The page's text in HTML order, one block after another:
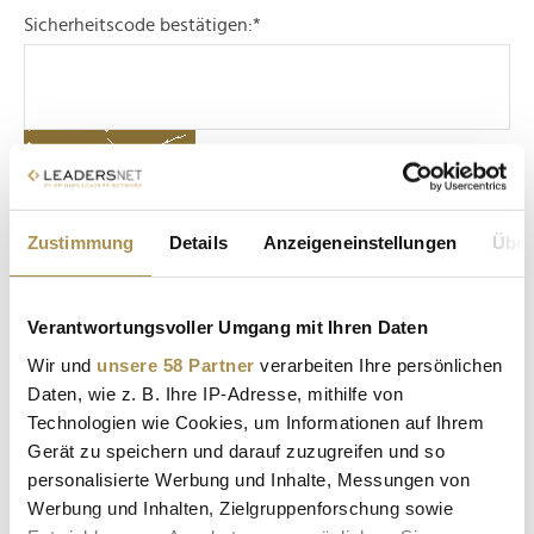
Zustimmung Details Anzeigeneinstellungen
Verantwortungsvoller Umgang mit Ihren Daten
Wir und unsere 58 Partner verarbeiten Ihre persönlichen
Daten, wie z. B. Ihre IP-Adresse, mithilfe von
Technologien wie Cookies, um Informationen auf Ihrem
Gerät zu speichern und darauf zuzugreifen und so
personalisierte Werbung und Inhalte, Messungen von
Werbung und Inhalten, Zielgruppenforschung sowie
Sicherheitscode bestätigen:*
* Pflichtfelder.
LEADERSNET.TV